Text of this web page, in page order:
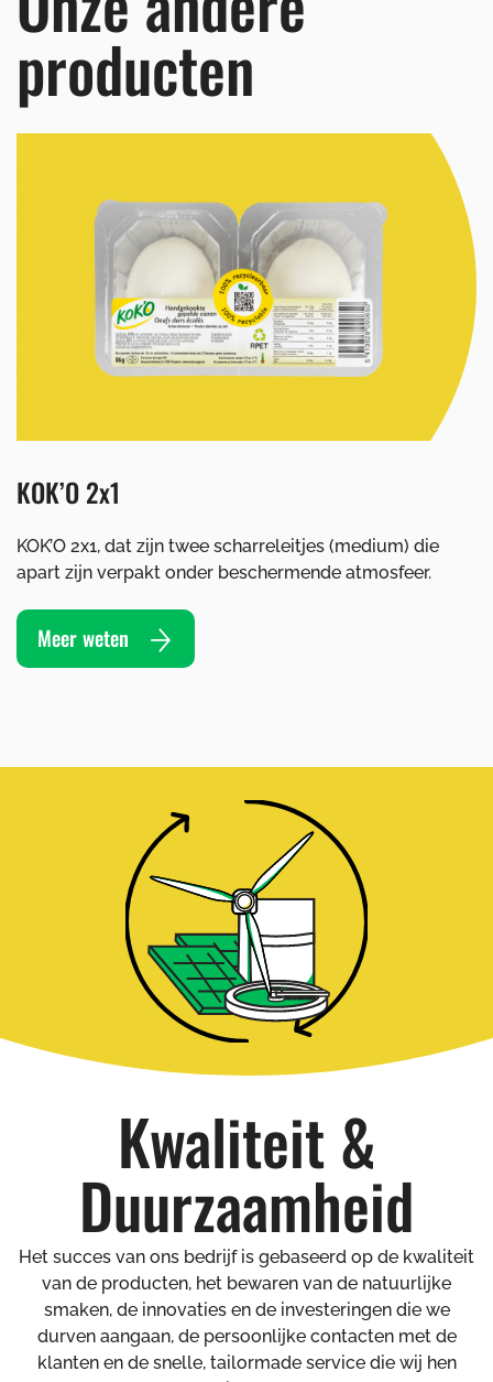
KOK’O 2x1
KOK’O 2x1, dat zijn twee scharreleitjes (medium) die
apart zijn verpakt onder beschermende atmosfeer.
Meer weten
producten
Kwaliteit &
Duurzaamheid
Het succes van ons bedrijf is gebaseerd op de kwaliteit
van de producten, het bewaren van de natuurlijke
smaken, de innovaties en de investeringen die we
durven aangaan, de persoonlijke contacten met de
klanten en de snelle, tailormade service die wij hen